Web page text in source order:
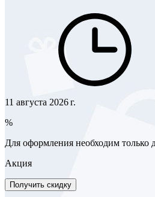
11 августа 2026 г.
%
Для оформления необходим только
Акция
Получить скидку